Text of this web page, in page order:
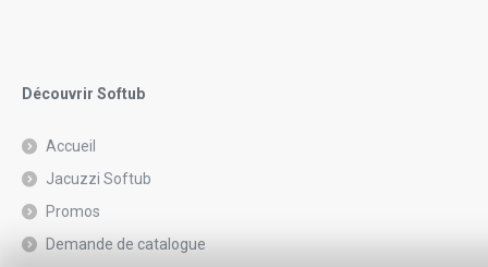
Découvrir Softub
Accueil
Jacuzzi Softub
Promos
Demande de catalogue